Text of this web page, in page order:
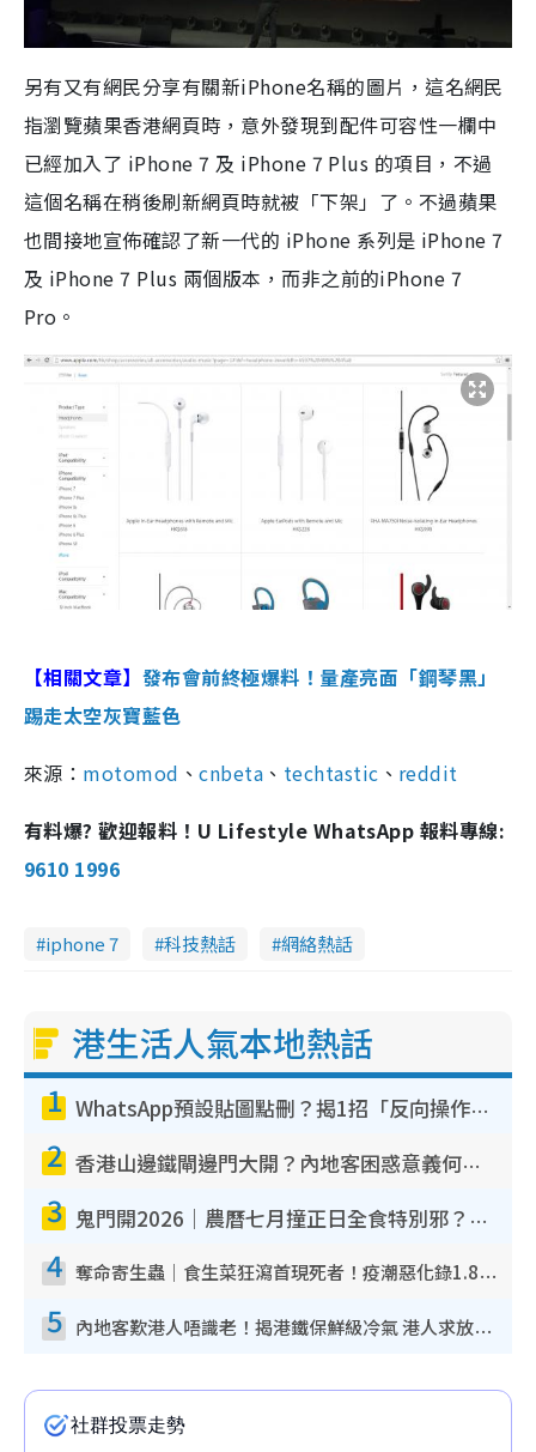
另有又有網民分享有關新iPhone名稱的圖片，這名網民
指瀏覽蘋果香港網頁時，意外發現到配件可容性一欄中
已經加入了 iPhone 7 及 iPhone 7 Plus 的項目，不過
這個名稱在稍後刷新網頁時就被「下架」了。不過蘋果
也間接地宣佈確認了新一代的 iPhone 系列是 iPhone 7
及 iPhone 7 Plus 兩個版本，而非之前的iPhone 7
Pro。
【相關文章】 發布會前終極爆料！量產亮面「鋼琴黑」
踢走太空灰寶藍色
來源： motomod 、cnbeta 、 techtastic 、 reddit
有料爆? 歡迎報料！U Lifestyle WhatsApp 報料專線:
9610 1996
iphone 7 科技熱話 網絡熱話
港生活人氣本地熱話
1 WhatsApp預設貼圖點刪？揭1招「反向操作」還原簡潔介面 附3步實測教學
2 香港山邊鐵閘邊門大開？內地客困惑意義何在！網民神回覆：呢種叫法理性防禦
3 鬼門開2026｜農曆七月撞正日全食特別邪？專家警告切忌做一事！揭4大禁忌+2招保平安
4 奪命寄生蟲｜食生菜狂瀉首現死者！疫潮惡化錄1.8萬宗病例 揭洗菜3大謬誤
5 內地客歎港人唔識老！揭港鐵保鮮級冷氣 港人求放過：咪投訴